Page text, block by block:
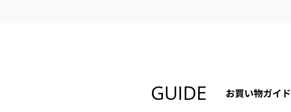
GUIDE お買い物ガイド